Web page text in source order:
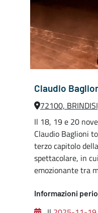
Claudio
72100,
Il 18, 19 e 20
Claudio Baglioni
terzo capitolo
spettacolare, in
emozionante tra
Informazioni